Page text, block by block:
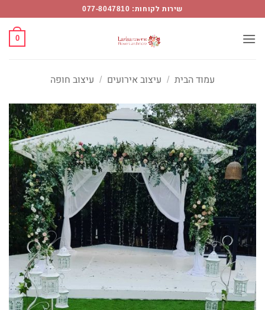
content
שירות לקוחות: 077-8047810
0
עמוד הבית / עיצוב אירועים / עיצוב חופה